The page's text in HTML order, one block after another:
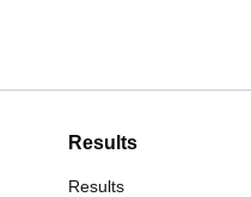
Results
Results